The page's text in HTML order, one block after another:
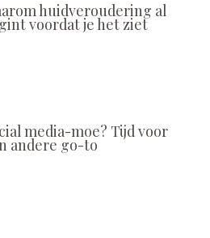
huidveroudering al
voordat je het ziet
media-moe? Tijd voor
andere go-to